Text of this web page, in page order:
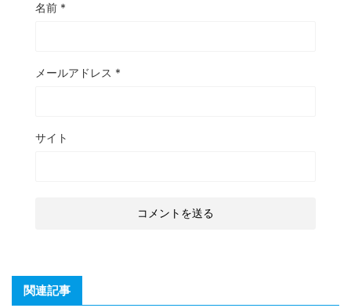
名前 *
メールアドレス *
サイト
関連記事